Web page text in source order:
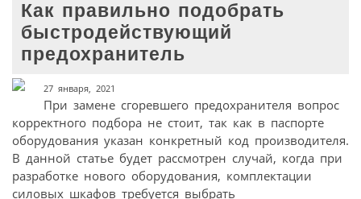
Как правильно подобрать
быстродействующий
предохранитель
27 января, 2021
При замене сгоревшего предохранителя вопрос
корректного подбора не стоит, так как в паспорте
оборудования указан конкретный код производителя.
В данной статье будет рассмотрен случай, когда при
разработке нового оборудования, комплектации
силовых шкафов требуется выбрать